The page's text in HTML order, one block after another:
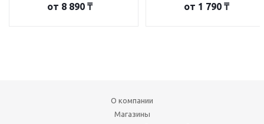
от 8 890 ₸ от 1 790 ₸
О компании
Магазины